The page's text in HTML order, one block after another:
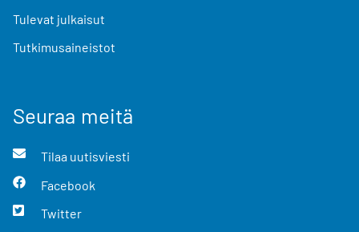
Tulevat julkaisut
Tutkimusaineistot
Seuraa meitä
Tilaa uutisviesti
Facebook
Twitter